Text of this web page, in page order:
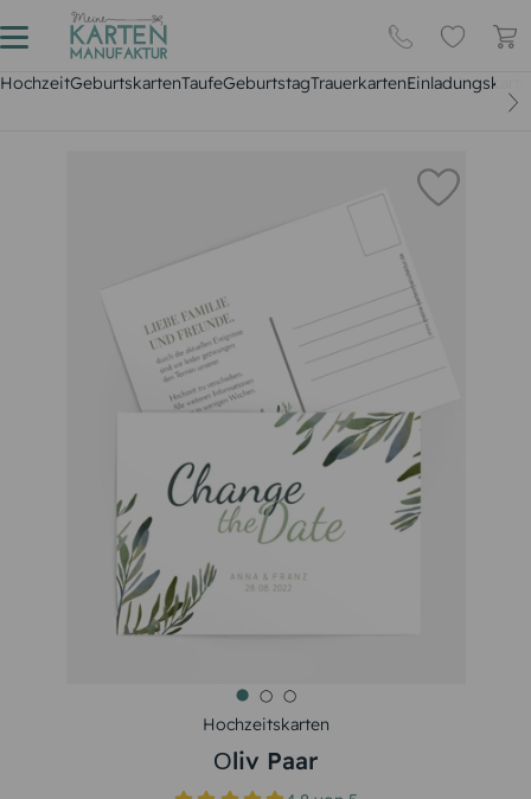
HochzeitGeburtskartenTaufeGeburtstagTrauerkarten
Hochzeitskarten
Оliv Paar